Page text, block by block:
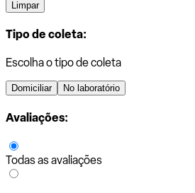
Limpar
Tipo de coleta:
Escolha o tipo de coleta
Domiciliar No laboratório
Avaliações:
Todas as avaliações